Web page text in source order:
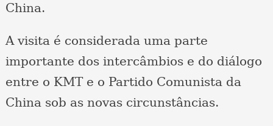
China.
A visita é considerada uma parte
importante dos intercâmbios e do diálogo
entre o KMT e o Partido Comunista da
China sob as novas circunstâncias.